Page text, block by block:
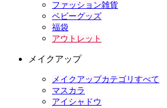
ファッション雑貨
ベビーグッズ
福袋
アウトレット
メイクアップ
メイクアップカテゴリすべて
マスカラ
アイシャドウ